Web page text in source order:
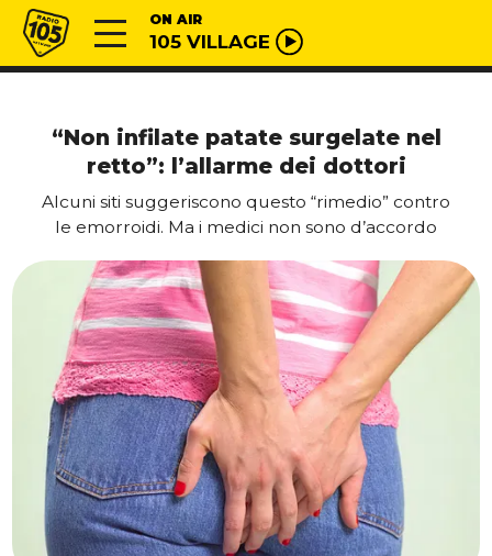
Vai al contenuto
Radio 105 ON AIR
105 VILLAGE
“Non infilate patate surgelate nel
retto”: l’allarme dei dottori
Alcuni siti suggeriscono questo “rimedio” contro
le emorroidi. Ma i medici non sono d’accordo